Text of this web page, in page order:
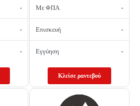
-
-
-
Με ΦΠΑ -
Επισκευή -
Εγγύηση -
Κλείσε ραντεβού